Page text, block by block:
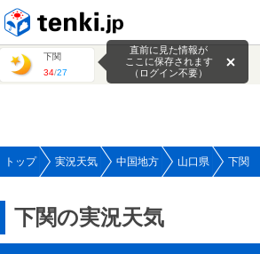
下関
34/27
直前に見た情報が
ここに保存されます
（ログイン不要）
トップ 実況天気 中国地方 山口県
下関
下関の実況天気